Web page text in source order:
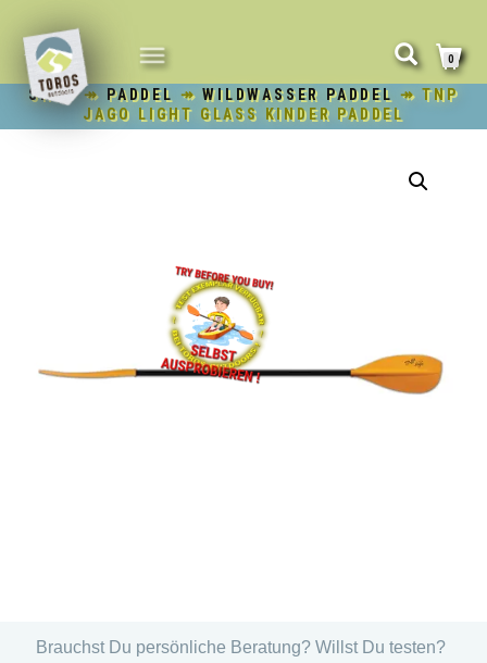
NAVIGATION
UMSCHALTEN
0
SHOP↠ PADDEL ↠WILDWASSER PADDEL ↠ TNP
JAGO LIGHT GLASS KINDER PADDEL
Brauchst Du persönliche Beratung? Willst Du testen?